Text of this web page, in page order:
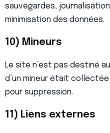
sauvegardes,
minimisation des données.
10) Mineurs
Le site n’est pas destiné
d’un mineur était
pour suppression.
11) Liens externes